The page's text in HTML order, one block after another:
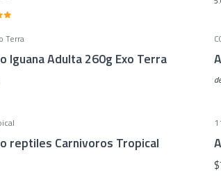
Terra
Iguana Adulta 260g Exo Terra
reptiles Carnivoros Tropical